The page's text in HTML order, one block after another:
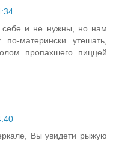
и не нужны, но нам
матерински утешать,
пропахшего пиццей
Вы увидети рыжую